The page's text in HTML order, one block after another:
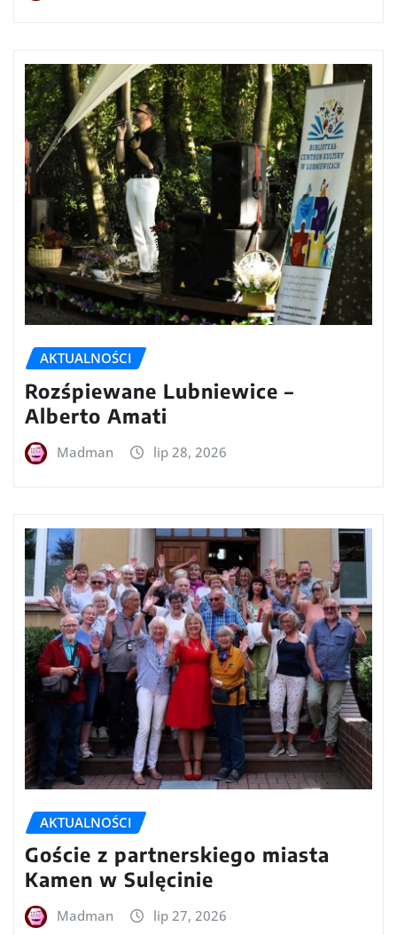
AKTUALNOŚCI
Rozśpiewane Lubniewice –
Alberto Amati
Madman lip 28, 2026
AKTUALNOŚCI
Goście z partnerskiego miasta
Kamen w Sulęcinie
Madman lip 27, 2026